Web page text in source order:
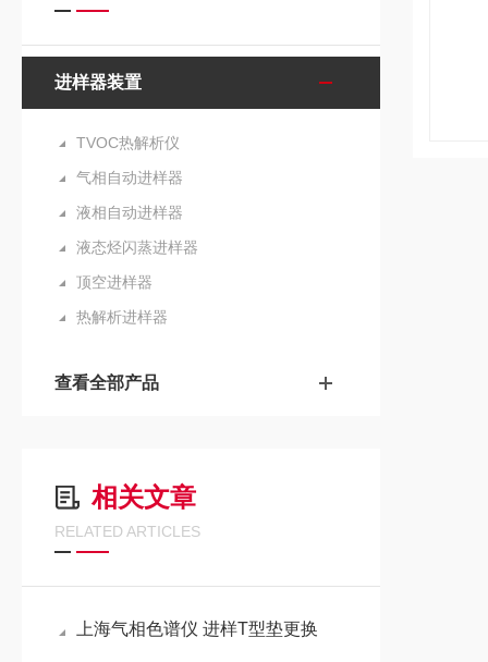
进样器装置
TVOC热解析仪
气相自动进样器
液相自动进样器
液态烃闪蒸进样器
顶空进样器
热解析进样器
查看全部产品
相关文章
RELATED ARTICLES
上海气相色谱仪 进样T型垫更换